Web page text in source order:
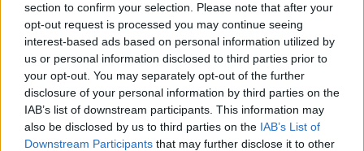
section to confirm your selection. Please note that after your
opt-out request is processed you may continue seeing
interest-based ads based on personal information utilized by
us or personal information disclosed to third parties prior to
your opt-out. You may separately opt-out of the further
disclosure of your personal information by third parties on the
IAB’s list of downstream participants. This information may
also be disclosed by us to third parties on the IAB’s List of
Downstream Participants that may further disclose it to other
Два дена преживување во
дивината: Спасени пилотите на
исчезнат авион
НАЈЧИТАНИ ВО ПОСЛЕДНИ 7 ДЕНА